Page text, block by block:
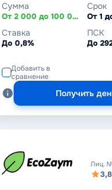
Сумма
От 2 000 до 100 000 ₽
Срок
От 1
Ставка
До 0,8%
ПСК
До
Добавить в
сравнение
Получить
Лиц.
3,8